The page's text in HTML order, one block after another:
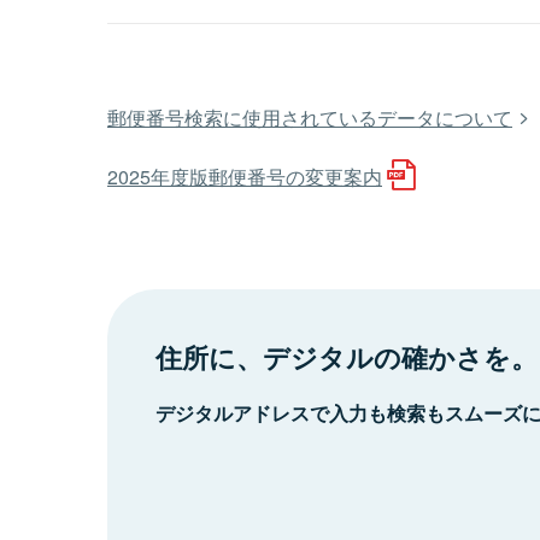
郵便番号検索に使用されているデータについて
2025年度版郵便番号の変更案内
住所に、デジタルの確かさを。
デジタルアドレスで入力も検索もスムーズ